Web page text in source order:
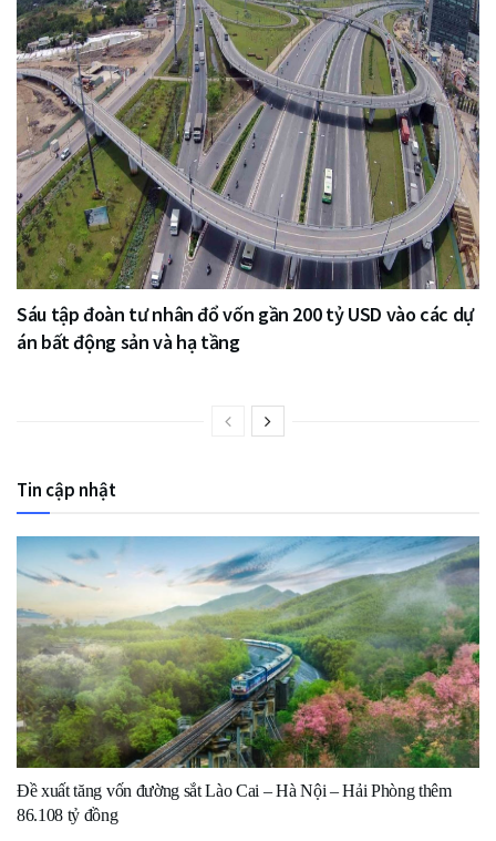
Sáu tập đoàn tư nhân đổ vốn gần 200 tỷ USD vào các dự
án bất động sản và hạ tầng
Tin cập nhật
Đề xuất tăng vốn đường sắt Lào Cai – Hà Nội – Hải Phòng thêm
86.108 tỷ đồng